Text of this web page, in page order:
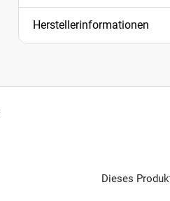
Herstellerinformationen
Dieses